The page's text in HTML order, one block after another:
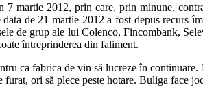
martie 2012, prin care, prin minune,
de 21 martie 2012 a fost depus recurs
de grup ale lui Colenco, Fincombank,
întreprinderea din faliment.
ca fabrica de vin să lucreze în
ori să plece peste hotare. Buliga face